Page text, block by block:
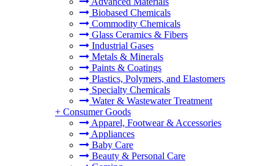
Biobased Chemicals
Commodity Chemicals
Glass Ceramics & Fibers
Industrial Gases
Metals & Minerals
Paints & Coatings
Plastics, Polymers, and Elastomers
Specialty Chemicals
Water & Wastewater Treatment
+ Consumer Goods
Apparel, Footwear & Accessories
Appliances
Baby Care
Beauty & Personal Care